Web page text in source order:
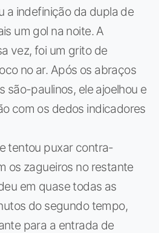
a indefinição da dupla de
um gol na noite. A
vez, foi um grito de
no ar. Após os abraços
são-paulinos, ele ajoelhou e
com os dedos indicadores
tentou puxar contra-
os zagueiros no restante
em quase todas as
do segundo tempo,
para a entrada de